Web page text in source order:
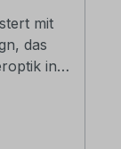
in